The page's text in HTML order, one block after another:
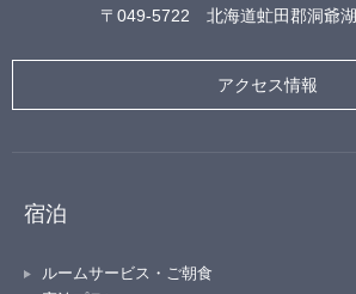
〒049-5722 北海道虻田郡洞爺
アクセス情報
宿泊
ルームサービス・ご朝食